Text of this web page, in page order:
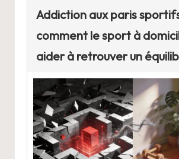
Addiction aux paris
comment le sport à
aider à retrouver un